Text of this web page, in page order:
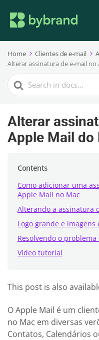
Home Clientes de e-mail
Alterar assinatura de e-mail no
Search
For
Alterar
Apple Mail do
Contents
Como adicionar uma
Apple Mail no Mac
Alterando a assinatura
Logo grande e
Resolvendo o
Vídeo tutorial
This post is also
O Apple Mail é um
no Mac em diversas
Contatos, Calendários